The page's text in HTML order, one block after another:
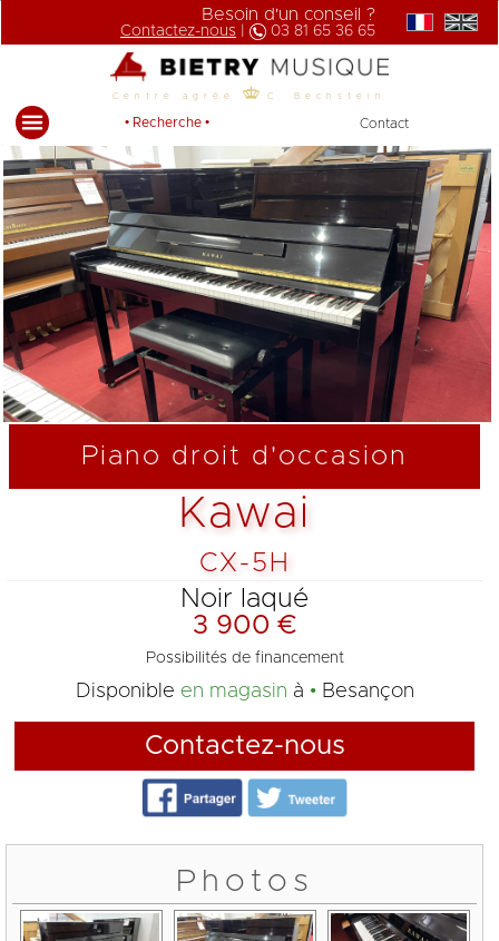
Besoin d'un conseil ?
Contactez-nous 03 81 65 36 65
Centre agrée C. Bechstein
• Recherche • Contact
Piano droit d'occasion
Kawai
CX-5H
Noir laqué
3 900 €
Possibilités de financement
Disponible en magasin à Besançon
Contactez-nous
Photos